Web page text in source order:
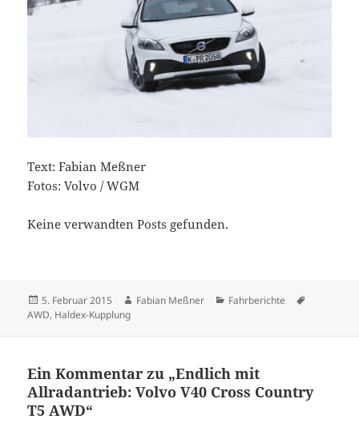
Text: Fabian Meßner
Fotos: Volvo / WGM
Keine verwandten Posts gefunden.
Veröffentlicht
am
5. Februar 2015 Autor
Fabian Meßner Kategorien
Fahrberichte
AWD, Haldex-Kupplung
Ein Kommentar zu „Endlich mit
Allradantrieb: Volvo V40 Cross Country
T5 AWD“